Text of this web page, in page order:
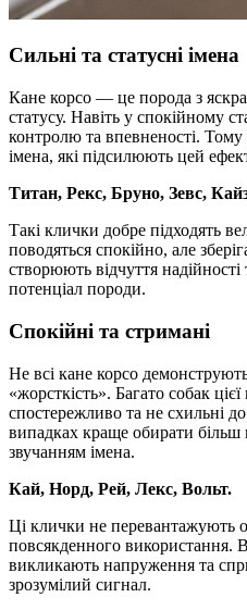
Сильні та статусні імена
Кане корсо — це порода з
статусу. Навіть у спокійному
контролю та впевненості.
імена, які підсилюють цей
Титан, Рекс, Бруно, Зевс,
Такі клички добре підходять
поводяться спокійно, але
створюють відчуття
потенціал породи.
Спокійні та стримані
Не всі кане корсо
«жорсткість». Багато собак
спостережливо та не схильні
випадках краще обирати більш
звучанням імена.
Кай, Норд, Рей, Лекс, Вольт.
Ці клички не перевантажують
повсякденного використання.
викликають напруження та
зрозумілий сигнал.